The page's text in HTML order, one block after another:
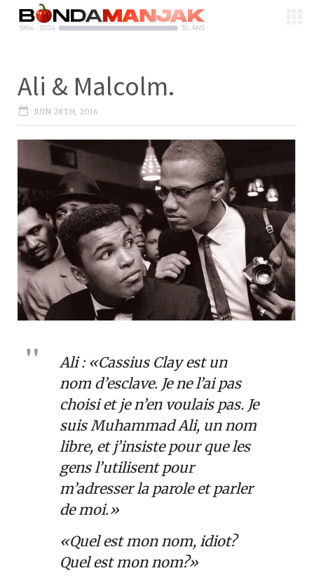
Ali & Malcolm.
JUIN 28TH, 2016
Ali : «Cassius Clay est un
nom d’esclave. Je ne l’ai pas
choisi et je n’en voulais pas. Je
suis Muhammad Ali, un nom
libre, et j’insiste pour que les
gens l’utilisent pour
m’adresser la parole et parler
de moi.»
«Quel est mon nom, idiot?
Quel est mon nom?»